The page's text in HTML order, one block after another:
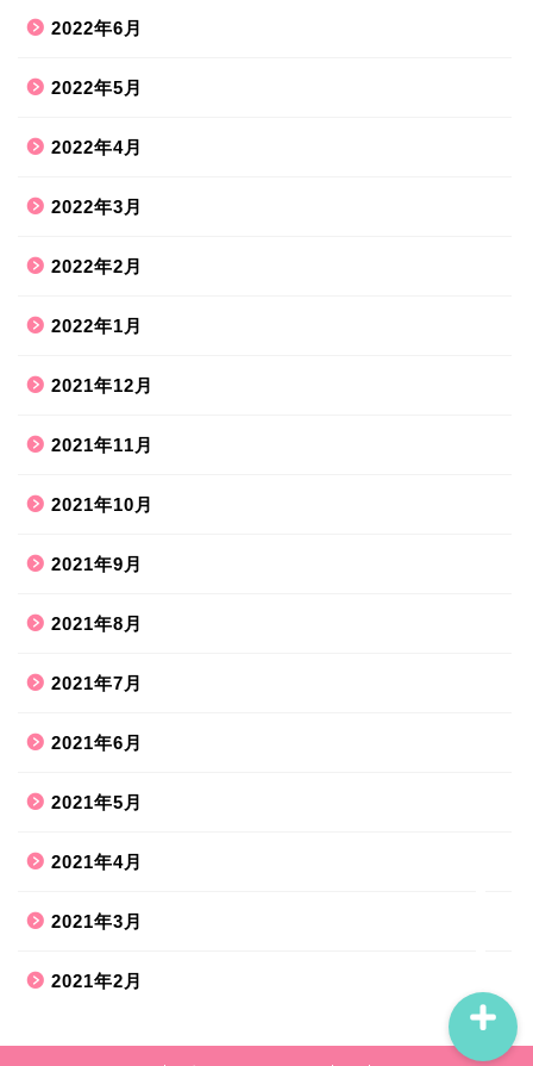
2022年6月
2022年5月
2022年4月
2022年3月
2022年2月
2022年1月
2021年12月
2021年11月
2021年10月
2021年9月
2021年8月
2021年7月
2021年6月
2021年5月
2021年4月
2021年3月
2021年2月